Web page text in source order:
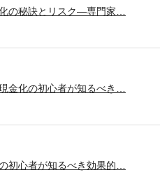
の秘訣とリスク—専門家…
金化の初心者が知るべき…
初心者が知るべき効果的…